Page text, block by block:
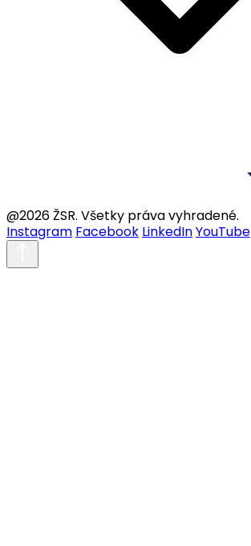
@2026 ŽSR. Všetky práva vyhradené.
Instagram Facebook LinkedInYouTube